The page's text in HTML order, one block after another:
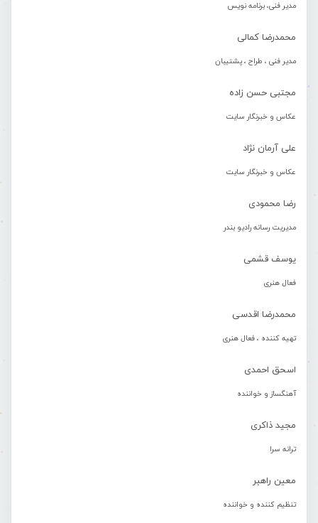
مدیر فنی، برنامه نویس
محمدرضا کمالی
مدیر فنی ، طراح ، پشتیبان
مجتبی حسن زاده
عکاس و خبرنگار سایت
علی آرمان نژاد
عکاس و خبرنگار سایت
رضا محمودی
مدیریت رسانه رادیو بندر
یوسف قشمی
فعال هنری
محمدرضا اقدسی
تهیه کننده ، فعال هنری
اسحق احمدی
آهنگساز و خواننده
مجید ذاکری
ترانه سرا
معین راهبر
تنظیم کننده و خواننده